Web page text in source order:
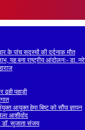
के पांच सदस्यों की दर्दनाक मौत
यह बना राष्ट्रीय आंदोलनः- डा.
ढही पहाड़ी
आयुक्त हेमा बिष्ट को सौंपा ज्ञापन
आशीर्वाद
डॉ. सुजाता संजय